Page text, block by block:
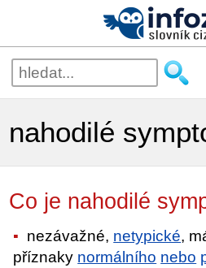
nahodilé
Co je nahodilé
nezávažné, netypické,
příznaky normálního nebo